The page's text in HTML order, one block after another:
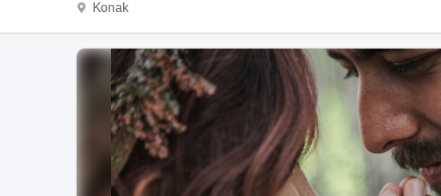
Konak